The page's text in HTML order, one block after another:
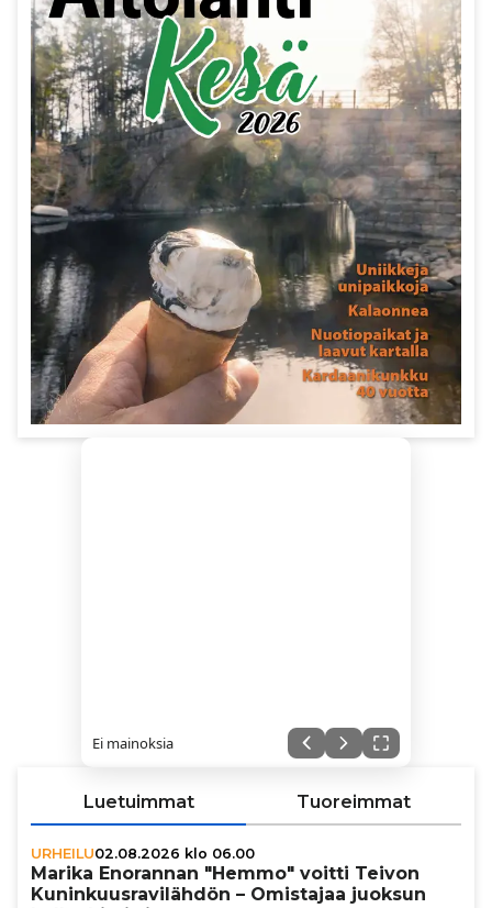
Ei mainoksia
Luetuimmat Tuoreimmat
URHEILU02.08.2026 klo 06.00
Marika Enorannan "Hemmo" voitti Teivon
Kunin­kuus­ra­vi­läh­dön – Omistajaa juoksun